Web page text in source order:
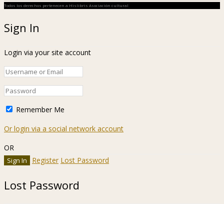
Todos los derechos pertenecen a Hislibris Asociación cultural
Sign In
Login via your site account
Remember Me
Or login via a social network account
OR
Register Lost Password
Lost Password